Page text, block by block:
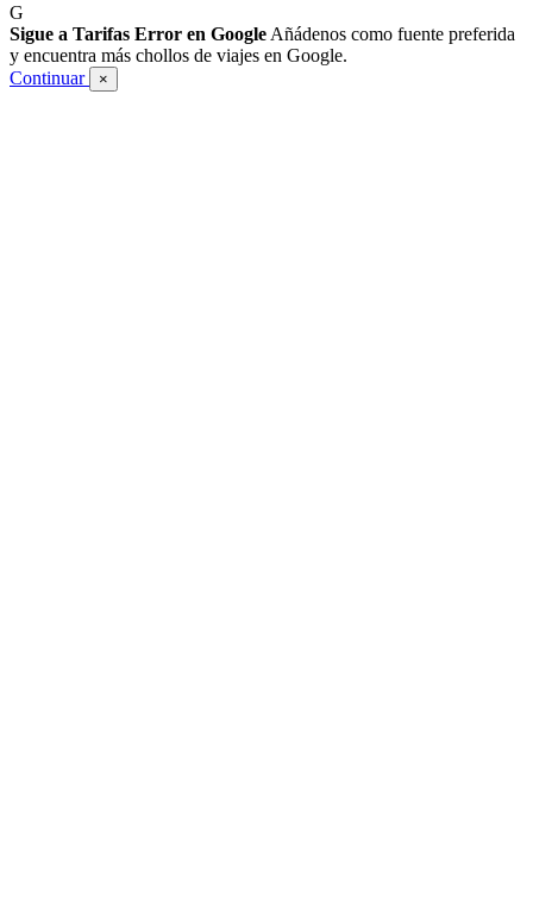
G
Sigue a Tarifas Error en Google Añádenos como fuente preferida
y encuentra más chollos de viajes en Google.
Continuar
×